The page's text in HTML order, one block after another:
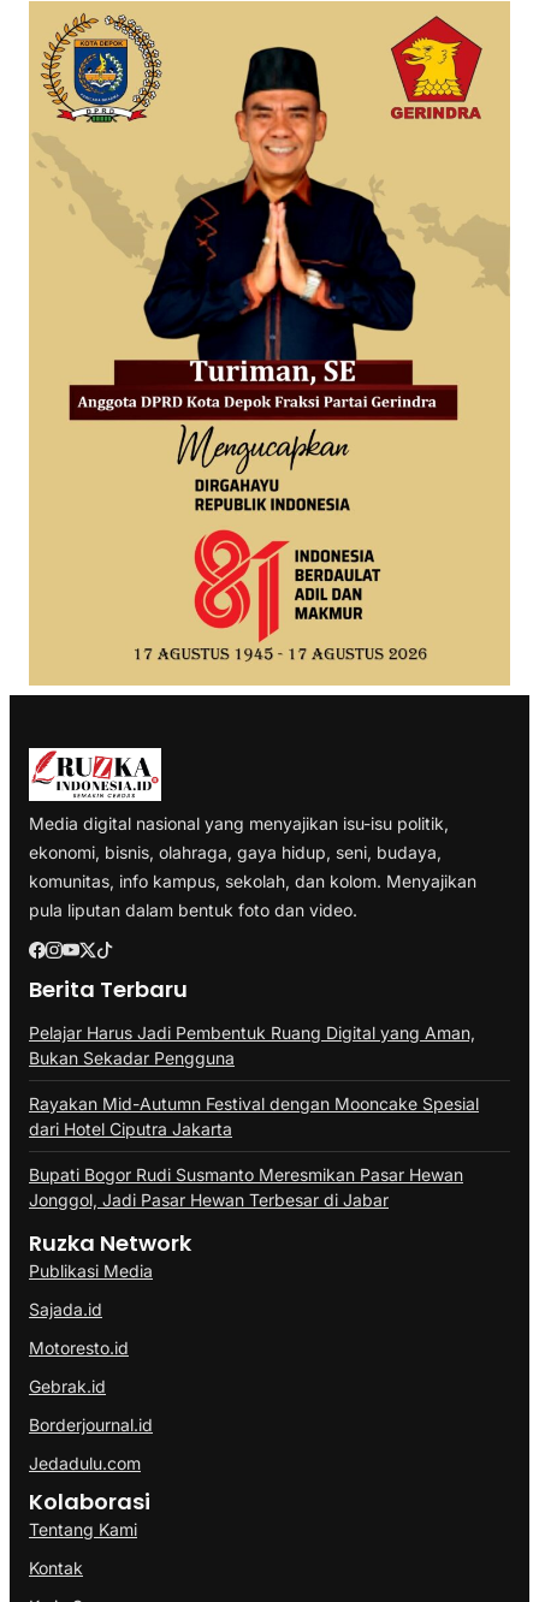
Media digital nasional yang menyajikan isu-isu politik,
ekonomi, bisnis, olahraga, gaya hidup, seni, budaya,
komunitas, info kampus, sekolah, dan kolom. Menyajikan
pula liputan dalam bentuk foto dan video.
Berita Terbaru
Pelajar Harus Jadi Pembentuk Ruang Digital yang Aman,
Bukan Sekadar Pengguna
Rayakan Mid-Autumn Festival dengan Mooncake Spesial
dari Hotel Ciputra Jakarta
Bupati Bogor Rudi Susmanto Meresmikan Pasar Hewan
Jonggol, Jadi Pasar Hewan Terbesar di Jabar
Ruzka Network
Publikasi Media
Sajada.id
Motoresto.id
Gebrak.id
Borderjournal.id
Jedadulu.com
Kolaborasi
Tentang Kami
Kontak